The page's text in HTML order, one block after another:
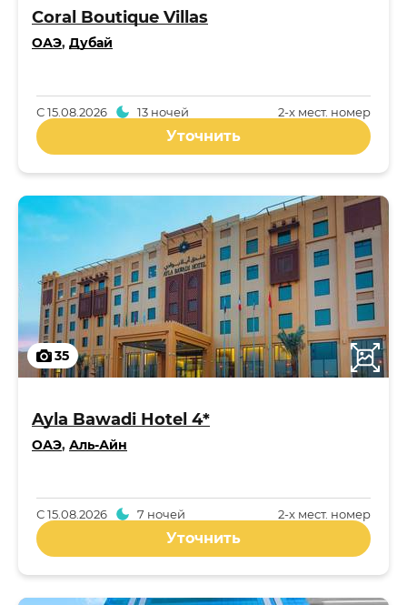
Coral Boutique Villas
ОАЭ, Дубай
2-x мест. номер
С15.08.2026 13 ночей
Уточнить
35
Ayla Bawadi Hotel 4*
ОАЭ, Аль-Айн
2-x мест. номер
С15.08.2026 7 ночей
Уточнить